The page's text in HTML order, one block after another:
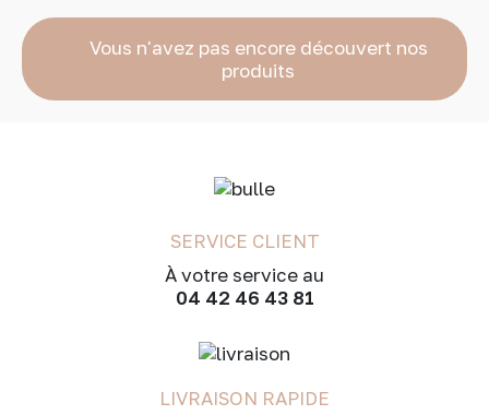
Vous n'avez pas encore découvert nos
produits
SERVICE CLIENT
À votre service au
04 42 46 43 81
LIVRAISON RAPIDE